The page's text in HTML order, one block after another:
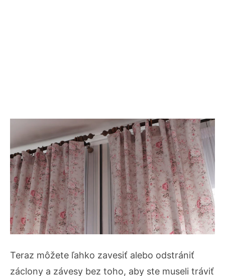
Teraz môžete ľahko zavesiť alebo odstrániť
záclony a závesy bez toho, aby ste museli tráviť